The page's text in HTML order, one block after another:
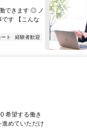
できます ◎ ノ
す 【こんな
ト
経験者歓迎
希望する働き
めていただけ